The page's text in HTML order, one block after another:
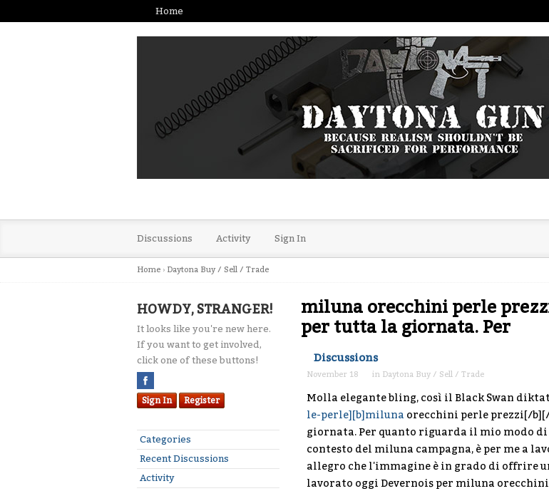
Home
Discussions Activity Sign In
Home › Daytona Buy / Sell / Trade
HOWDY, STRANGER!
It looks like you're new here.
If you want to get involved,
click one of these buttons!
Sign In Register
Categories
Recent Discussions
Activity
miluna orecchini perle
per tutta la giornata. Per
Discussions
November 18 in Daytona Buy / Sell / Trade
Molla elegante bling, così il Black Swan
le-perle][b]miluna orecchini perle prezzi[/
giornata. Per quanto riguarda il mio modo
contesto del miluna campagna, è per me a
allegro che l'immagine è in grado di offrire
lavorato oggi Devernois per miluna